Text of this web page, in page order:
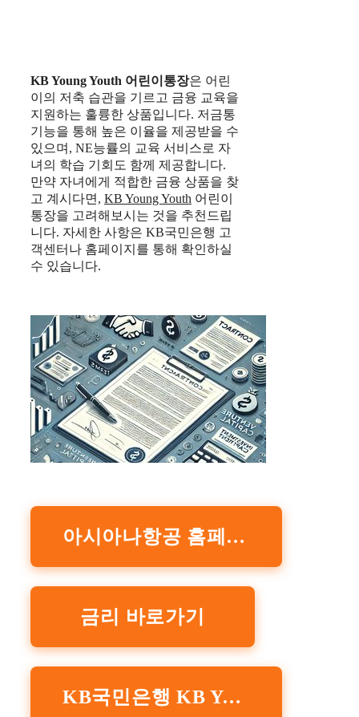
KB Young Youth 어린이통장은 어린
이의 저축 습관을 기르고 금융 교육을
지원하는 훌륭한 상품입니다. 저금통
기능을 통해 높은 이율을 제공받을 수
있으며, NE능률의 교육 서비스로 자
녀의 학습 기회도 함께 제공합니다.
만약 자녀에게 적합한 금융 상품을 찾
고 계시다면, KB Young Youth 어린이
통장을 고려해보시는 것을 추천드립
니다. 자세한 사항은 KB국민은행 고
객센터나 홈페이지를 통해 확인하실
수 있습니다.
아시아나항공 홈페이지
금리 바로가기
KB국민은행 KB Young Youth 어린이통장 바로가기